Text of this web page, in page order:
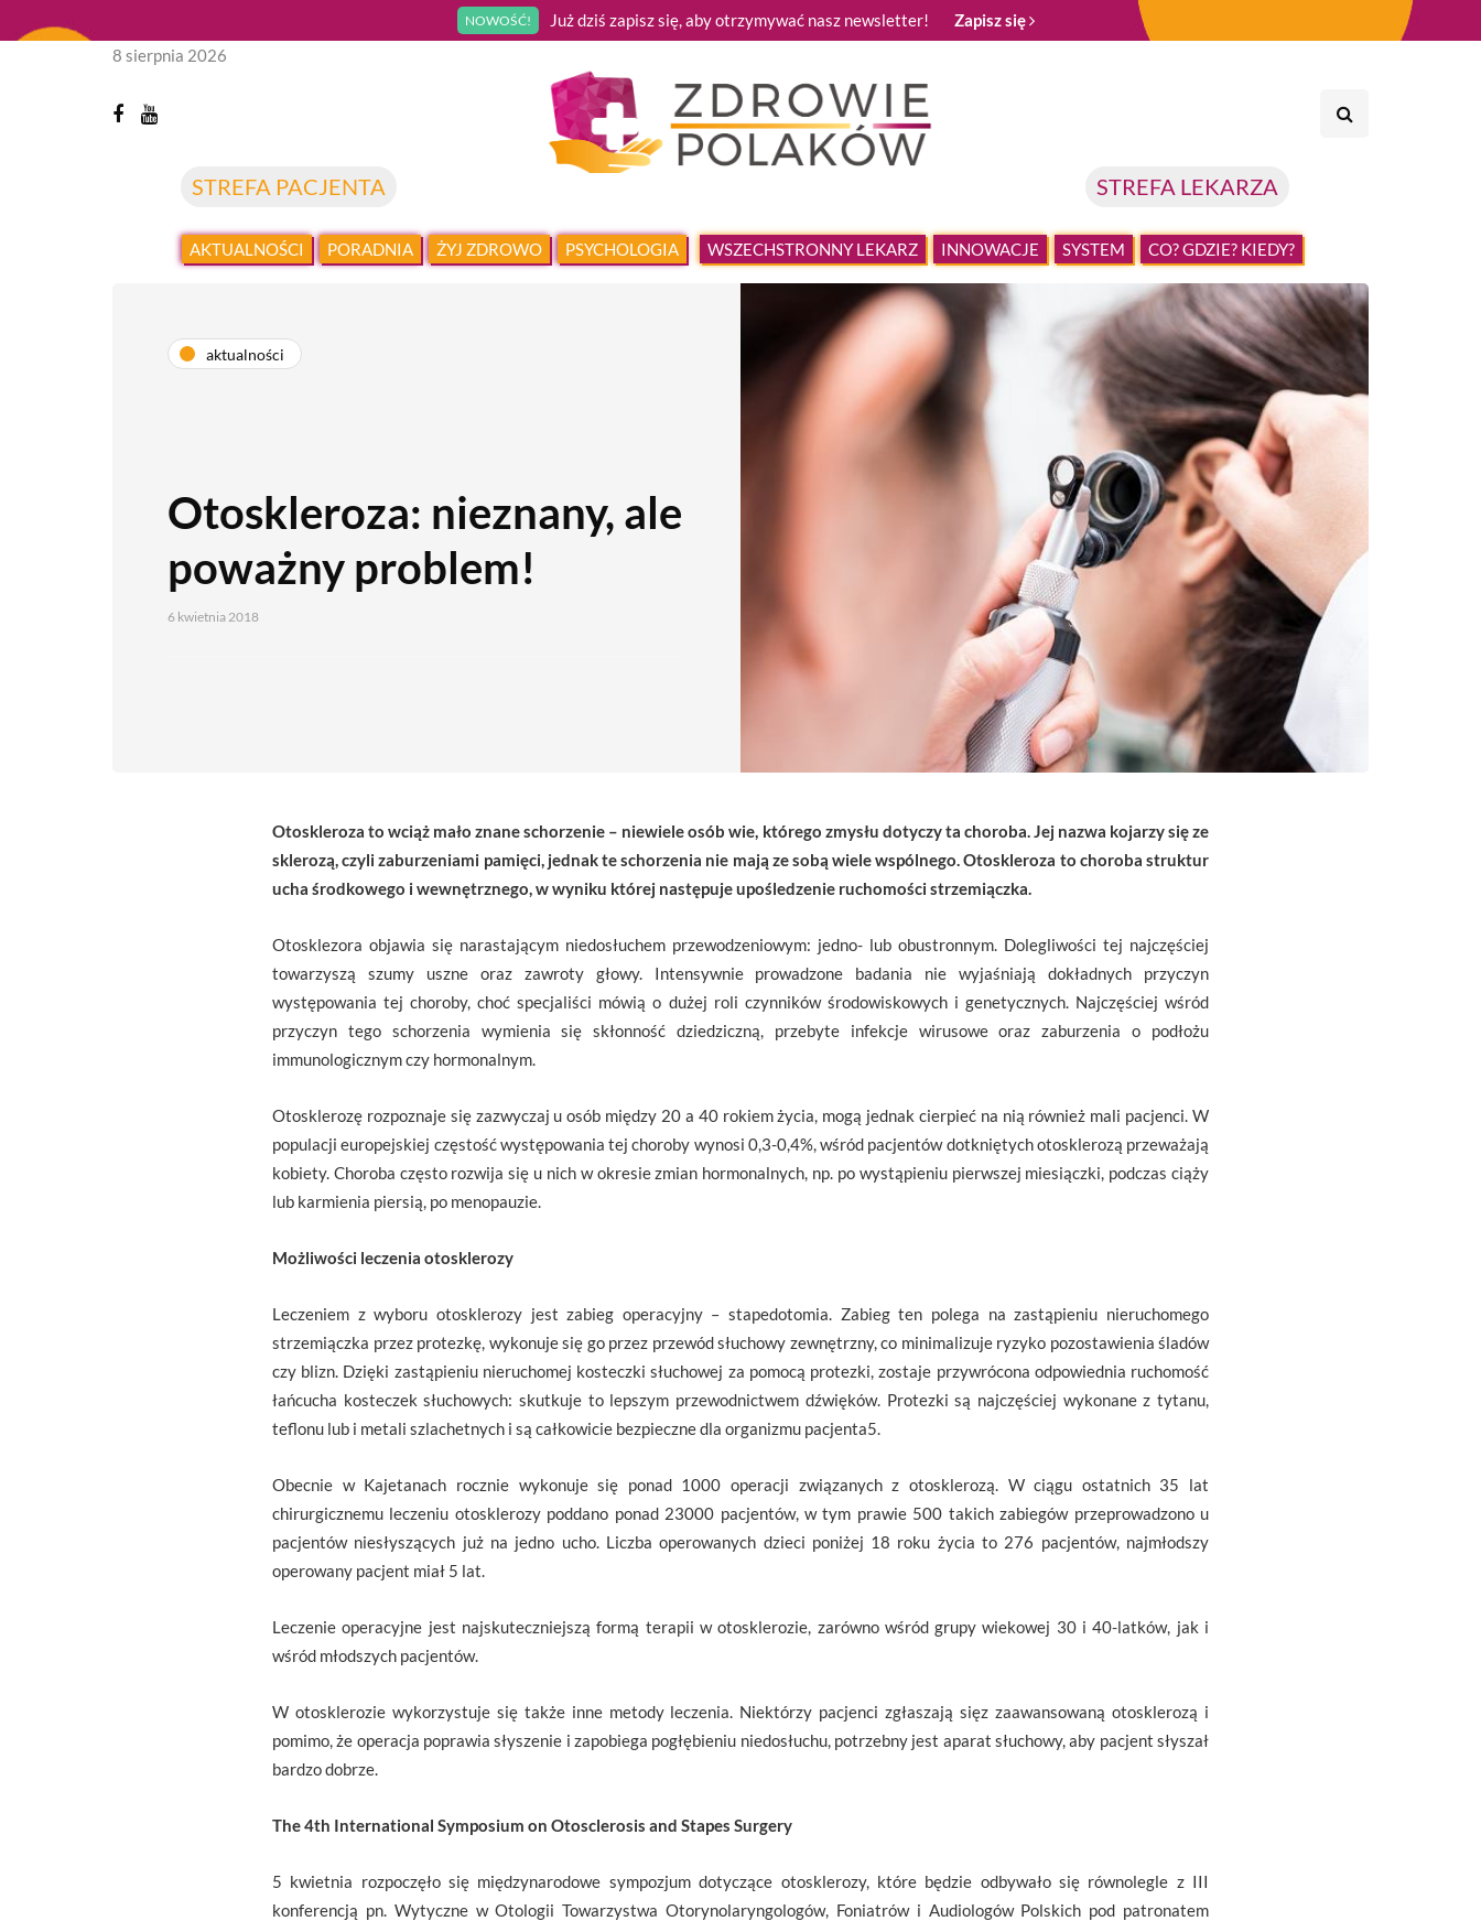
NOWOŚĆ! Już dziś zapisz się, aby otrzymywać nasz newsletter! Zapisz się
STREFA PACJENTA STREFA LEKARZA
8 sierpnia 2026
AKTUALNOŚCI PORADNIA ŻYJ ZDROWO PSYCHOLOGIA WSZECHSTRONNY LEKARZ INNOWACJE SYSTEM CO? GDZIE? KIEDY?
aktualności
Otoskleroza: nieznany, ale
poważny problem!
6 kwietnia 2018
Otoskleroza to wciąż mało znane schorzenie – niewiele osób wie, którego zmysłu dotyczy ta choroba. Jej nazwa kojarzy się ze
sklerozą, czyli zaburzeniami pamięci, jednak te schorzenia nie mają ze sobą wiele wspólnego. Otoskleroza to choroba struktur
ucha środkowego i wewnętrznego, w wyniku której następuje upośledzenie ruchomości strzemiączka.
Otosklezora objawia się narastającym niedosłuchem przewodzeniowym: jedno- lub obustronnym. Dolegliwości tej najczęściej
towarzyszą szumy uszne oraz zawroty głowy. Intensywnie prowadzone badania nie wyjaśniają dokładnych przyczyn
występowania tej choroby, choć specjaliści mówią o dużej roli czynników środowiskowych i genetycznych. Najczęściej wśród
przyczyn tego schorzenia wymienia się skłonność dziedziczną, przebyte infekcje wirusowe oraz zaburzenia o podłożu
immunologicznym czy hormonalnym.
Otosklerozę rozpoznaje się zazwyczaj u osób między 20 a 40 rokiem życia, mogą jednak cierpieć na nią również mali pacjenci. W
populacji europejskiej częstość występowania tej choroby wynosi 0,3-0,4%, wśród pacjentów dotkniętych otosklerozą przeważają
kobiety. Choroba często rozwija się u nich w okresie zmian hormonalnych, np. po wystąpieniu pierwszej miesiączki, podczas ciąży
lub karmienia piersią, po menopauzie.
Możliwości leczenia otosklerozy
Leczeniem z wyboru otosklerozy jest zabieg operacyjny – stapedotomia. Zabieg ten polega na zastąpieniu nieruchomego
strzemiączka przez protezkę, wykonuje się go przez przewód słuchowy zewnętrzny, co minimalizuje ryzyko pozostawienia śladów
czy blizn. Dzięki zastąpieniu nieruchomej kosteczki słuchowej za pomocą protezki, zostaje przywrócona odpowiednia ruchomość
łańcucha kosteczek słuchowych: skutkuje to lepszym przewodnictwem dźwięków. Protezki są najczęściej wykonane z tytanu,
teflonu lub i metali szlachetnych i są całkowicie bezpieczne dla organizmu pacjenta5.
Obecnie w Kajetanach rocznie wykonuje się ponad 1000 operacji związanych z otosklerozą. W ciągu ostatnich 35 lat
chirurgicznemu leczeniu otosklerozy poddano ponad 23000 pacjentów, w tym prawie 500 takich zabiegów przeprowadzono u
pacjentów niesłyszących już na jedno ucho. Liczba operowanych dzieci poniżej 18 roku życia to 276 pacjentów, najmłodszy
operowany pacjent miał 5 lat.
Leczenie operacyjne jest najskuteczniejszą formą terapii w otosklerozie, zarówno wśród grupy wiekowej 30 i 40-latków, jak i
wśród młodszych pacjentów.
W otosklerozie wykorzystuje się także inne metody leczenia. Niektórzy pacjenci zgłaszają sięz zaawansowaną otosklerozą i
pomimo, że operacja poprawia słyszenie i zapobiega pogłębieniu niedosłuchu, potrzebny jest aparat słuchowy, aby pacjent słyszał
bardzo dobrze.
The 4th International Symposium on Otosclerosis and Stapes Surgery
5 kwietnia rozpoczęło się międzynarodowe sympozjum dotyczące otosklerozy, które będzie odbywało się równolegle z III
konferencją pn. Wytyczne w Otologii Towarzystwa Otorynolaryngologów, Foniatrów i Audiologów Polskich pod patronatem